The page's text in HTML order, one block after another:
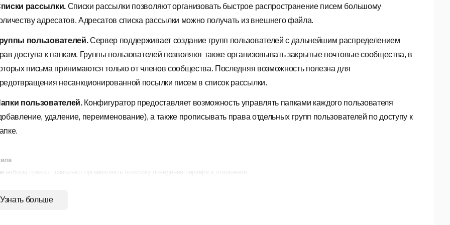
рассылки. Списки рассылки позволяют организовать быстрое распространение писем большому
адресатов. Адресатов списка рассылки можно получать из внешнего файла.
пользователей.Сервер поддерживает создание групп пользователей с дальнейшим распределением
доступа к папкам. Группы пользователей позволяют также организовывать закрытые почтовые сообщества, в
письма принимаются только от членов сообщества. Последняя возможность полезна для
несанкционированной посылки писем в список рассылки.
пользователей.Конфигуратор предоставляет возможность управлять папками каждого пользователя
удаление, переименование), а также прописывать права отдельных групп пользователей по доступу к
наборы правил позволяют организовать политику поведения сервера в отношении:
соединений.
Узнать больше